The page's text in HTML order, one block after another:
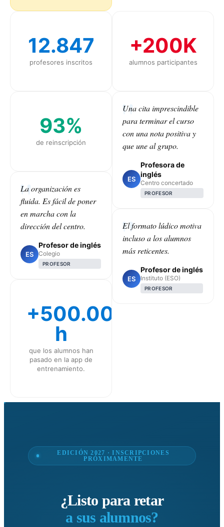
12.847
profesores inscritos
93%
de reinscripción
La organización es
fluida. Es fácil de poner
en marcha con la
dirección del centro.
ES
Profesor de inglés
Colegio
PROFESOR
+500.000
h
que los alumnos han
pasado en la app de
entrenamiento.
+200K
alumnos participantes
Una cita imprescindible
para terminar el curso
con una nota positiva y
que une al grupo.
ES
Profesora de
inglés
Centro concertado
PROFESOR
El formato lúdico motiva
incluso a los alumnos
más reticentes.
ES
Profesor de inglés
Instituto (ESO)
PROFESOR
EDICIÓN 2027 · INSCRIPCIONES
PRÓXIMAMENTE
¿Listo para retar
a sus alumnos?